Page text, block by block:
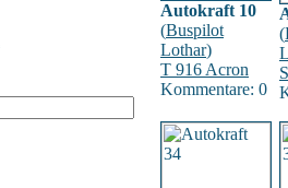
Autokraft 10
(Buspilot
Lothar)
T 916 Acron
Kommentare: 0
(